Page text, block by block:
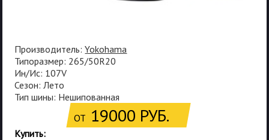
Производитель:Yokohama
Типоразмер: 265/50R20
Ин/Ис: 107V
Сезон: Лето
Тип шины: Нешипованная
ОТ 19000 РУБ.
Купить: